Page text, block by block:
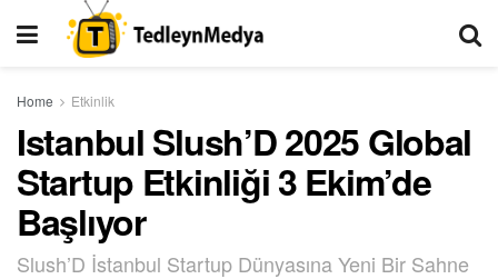
Home Etkinlik
Istanbul Slush’D 2025 Global
Startup Etkinliği 3 Ekim’de
Başlıyor
Slush’D İstanbul Startup Dünyasına Yeni Bir Sahne